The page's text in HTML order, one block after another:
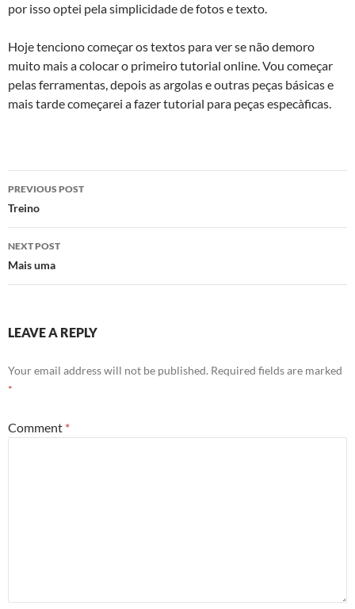
por isso optei pela simplicidade de fotos e texto.
Hoje tenciono começar os textos para ver se não demoro
muito mais a colocar o primeiro tutorial online. Vou começar
pelas ferramentas, depois as argolas e outras peças básicas e
mais tarde começarei a fazer tutorial para peças especà­ficas.
Post
navigation
PREVIOUS POST
Treino
NEXT POST
Mais uma
LEAVE A REPLY
Your email address will not be published. Required fields are marked
*
Comment *